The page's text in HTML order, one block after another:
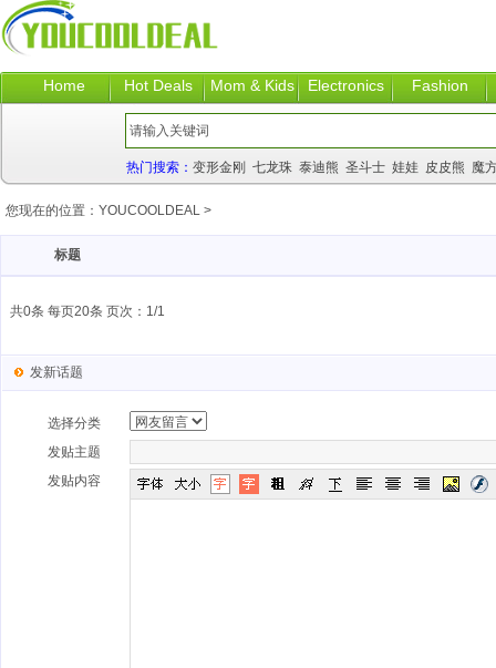
Home Hot Deals Mom & Kids Electronics Fashion
热门搜索： 变形金刚 七龙珠 泰迪熊 圣斗士 娃娃 皮皮熊 魔
您现在的位置： YOUCOOLDEAL >
标题
共0条 每页20条 页次：1/1
发新话题
选择分类
发贴主题
发贴内容